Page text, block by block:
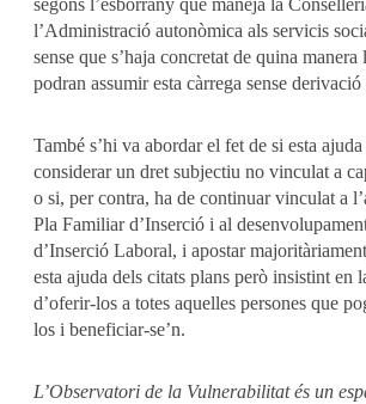
segons l’esborrany que maneja la
l’Administració autonòmica als servicis
sense que s’haja concretat de quina manera
podran assumir esta càrrega sense derivació
També s’hi va abordar el fet de si esta ajuda
considerar un dret subjectiu no vinculat a
o si, per contra, ha de continuar vinculat a
Pla Familiar d’Inserció i al
d’Inserció Laboral, i apostar
esta ajuda dels citats plans però insistint en
d’oferir-los a totes aquelles persones que
los i beneficiar-se’n.
L’Observatori de la Vulnerabilitat és un